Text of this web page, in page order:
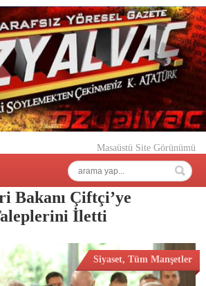
Masaüstü Site Görünümü
Bakanı Çiftçi’ye
İletti
Siyaset, Tüm Manşetler